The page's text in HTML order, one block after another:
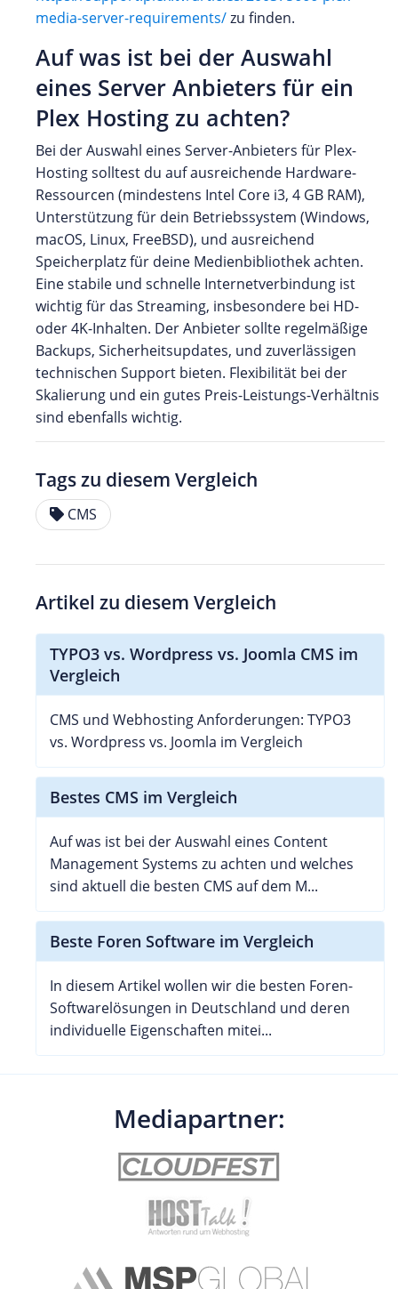
media-server-requirements/zu finden.
Auf was ist bei der Auswahl
eines Server Anbieters für ein
Plex Hosting zu achten?
Bei der Auswahl eines Server-Anbieters für Plex-
Hosting solltest du auf ausreichende Hardware-
Ressourcen (mindestens Intel Core i3, 4 GB RAM),
Unterstützung für dein Betriebssystem (Windows,
macOS, Linux, FreeBSD), und ausreichend
Speicherplatz für deine Medienbibliothek achten.
Eine stabile und schnelle Internetverbindung ist
wichtig für das Streaming, insbesondere bei HD-
oder 4K-Inhalten. Der Anbieter sollte regelmäßige
Backups, Sicherheitsupdates, und zuverlässigen
technischen Support bieten. Flexibilität bei der
Skalierung und ein gutes Preis-Leistungs-Verhältnis
sind ebenfalls wichtig.
Tags zu diesem Vergleich
CMS
Artikel zu diesem Vergleich
TYPO3 vs. Wordpress vs. Joomla CMS im
Vergleich
CMS und Webhosting Anforderungen: TYPO3
vs. Wordpress vs. Joomla im Vergleich
Bestes CMS im Vergleich
Auf was ist bei der Auswahl eines Content
Management Systems zu achten und welches
sind aktuell die besten CMS auf dem M...
Beste Foren Software im Vergleich
In diesem Artikel wollen wir die besten Foren-
Softwarelösungen in Deutschland und deren
individuelle Eigenschaften mitei...
Mediapartner: